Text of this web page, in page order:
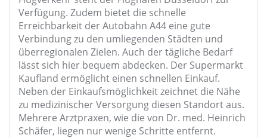
Verfügung. Zudem bietet die schnelle
Erreichbarkeit der Autobahn A44 eine gute
Verbindung zu den umliegenden Städten und
überregionalen Zielen. Auch der tägliche Bedarf
lässt sich hier bequem abdecken. Der Supermarkt
Kaufland ermöglicht einen schnellen Einkauf.
Neben der Einkaufsmöglichkeit zeichnet die Nähe
zu medizinischer Versorgung diesen Standort aus.
Mehrere Arztpraxen, wie die von Dr. med. Heinrich
Schäfer, liegen nur wenige Schritte entfernt.